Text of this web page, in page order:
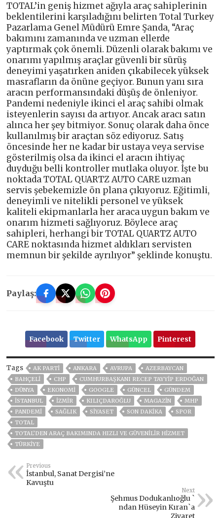
TOTAL’in geniş hizmet ağıyla araç sahiplerinin
beklentilerini karşıladığını belirten Total Turkey
Pazarlama Genel Müdürü Emre Şanda, “Araç
bakımını zamanında ve uzman ellerde
yaptırmak çok önemli. Düzenli olarak bakımı ve
onarımı yapılmış araçlar güvenli bir sürüş
deneyimi yaşatırken aniden çıkabilecek yüksek
masrafların da önüne geçiyor. Bunun yanı sıra
aracın performansındaki düşüş de önleniyor.
Pandemi nedeniyle ikinci el araç sahibi olmak
isteyenlerin sayısı da artıyor. Ancak aracı satın
alınca her şey bitmiyor. Sonuç olarak daha önce
kullanılmış bir araçtan söz ediyoruz. Satış
öncesinde her ne kadar bir ustaya veya servise
gösterilmiş olsa da ikinci el aracın ihtiyaç
duyduğu belli kontroller mutlaka oluyor. İşte bu
noktada TOTAL QUARTZ AUTO CARE uzman
servis şebekemizle ön plana çıkıyoruz. Eğitimli,
deneyimli ve nitelikli personel ve yüksek
kaliteli ekipmanlarla her araca uygun bakım ve
onarım hizmeti sağlıyoruz. Böylece araç
sahipleri, herhangi bir TOTAL QUARTZ AUTO
CARE noktasında hizmet aldıkları servisten
memnun bir şekilde ayrılıyor” şeklinde konuştu.
Paylaş:
Facebook Twitter WhatsApp Pinterest
Tags AK PARTİ ANKARA AVRUPA
AZERBAYCAN
BAHÇELİ
CHP
CUMHURBAŞKANI RECEP TAYYIP ERDOĞAN
DÜNYA
EKONOMİ GOOGLE GÜNCEL
GÜNDEM
ISTANBUL
İZMIR KILIÇDAROĞLU MAGAZİN
MHP
PANDEMİ
SAĞLIK SİYASET SON DAKIKA
SPOR
TOTAL
TOTAL’DEN ARAÇ BAKIMINDA HIZLI VE GÜVENILIR HIZMET
TÜRKİYE
Previous
İstanbul, Sanat Dergisi’ne
Kavuştu
Next
Şehmus Dodukanlıoğlu `
ndan Hüseyin Kıran`a